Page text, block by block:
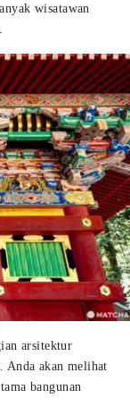
wisatawan
arsitektur
Anda akan melihat
bangunan